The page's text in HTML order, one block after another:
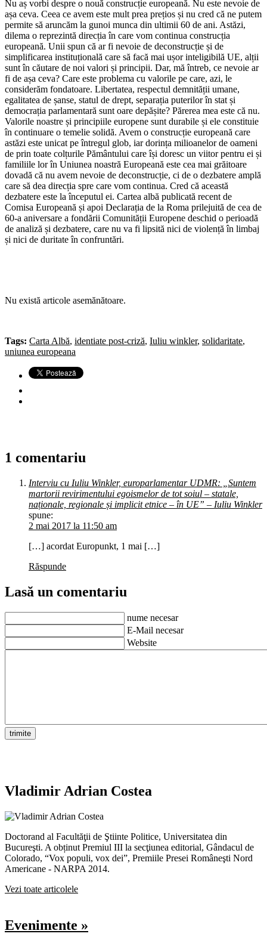
Nu aș vorbi despre o nouă construcție europeană. Nu este nevoie de
așa ceva. Ceea ce avem este mult prea prețios și nu cred că ne putem
permite să aruncăm la gunoi munca din ultimii 60 de ani. Astăzi,
dilema o reprezintă direcția în care vom continua construcția
europeană. Unii spun că ar fi nevoie de deconstrucție și de
simplificarea instituțională care să facă mai ușor inteligibilă UE, alții
sunt în căutare de noi valori și principii. Dar, mă întreb, ce nevoie ar
fi de așa ceva? Care este problema cu valorile pe care, azi, le
considerăm fondatoare. Libertatea, respectul demnității umane,
egalitatea de șanse, statul de drept, separația puterilor în stat și
democrația parlamentară sunt oare depășite? Părerea mea este că nu.
Valorile noastre și principiile europene sunt durabile și ele constituie
în continuare o temelie solidă. Avem o construcție europeană care
astăzi este unicat pe întregul glob, iar dorința milioanelor de oameni
de prin toate colțurile Pământului care își doresc un viitor pentru ei și
familiile lor în Uniunea noastră Europeană este cea mai grăitoare
dovadă că nu avem nevoie de deconstrucție, ci de o dezbatere amplă
care să dea direcția spre care vom continua. Cred că această
dezbatere este la începutul ei. Cartea albă publicată recent de
Comisa Europeană și apoi Declarația de la Roma prilejuită de cea de
60-a aniversare a fondării Comunității Europene deschid o perioadă
de analiză și dezbatere, care nu va fi lipsită nici de violență în limbaj
și nici de duritate în confruntări.
Nu există articole asemănătoare.
Tags: Carta Albă, identiate post-criză, Iuliu winkler, solidaritate,
uniunea europeana
1 comentariu
Interviu cu Iuliu Winkler, europarlamentar UDMR: „Suntem
martorii revirimentului egoismelor de tot soiul – statale,
naționale, regionale și implicit etnice – în UE” – Iuliu Winkler
spune:
2 mai 2017 la 11:50 am
[…] acordat Europunkt, 1 mai […]
Răspunde
Lasă un comentariu
nume necesar
E-Mail necesar
Website
Vladimir Adrian Costea
Doctorand al Facultăţii de Ştiinte Politice, Universitatea din
Bucureşti. A obținut Premiul III la secţiunea editorial, Gândacul de
Colorado, “Vox populi, vox dei”, Premiile Presei Româneşti Nord
Americane - NARPA 2014.
Vezi toate articolele
Evenimente »